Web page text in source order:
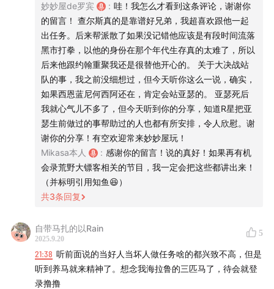
00:15:58开放世界的各种离谱事件
00:44:04 慢节奏的电影叙事
00:54:54亚瑟和约翰：破碎的兄弟俩
01:41:12用两个字形容达奇的一生：普烂
01:58:12女武神沙迪阿德勒
02:29:37约翰别盖房子了快去干掉内个谁
ED：Josh Homme - Cruel World
交迫的雪山中养活了整个帮派的人。查尔斯非常善良，他加
入帮派的原因也是以为这是一个劫富济贫帮助弱小的组织，
受压迫出身渴望改善人民生活的查尔斯加入了帮派，到达马
展望台之后查尔斯会跟亚瑟一起出任务，在如期前期亚瑟还
在盲目信从达奇的时候，查尔斯对亚瑟就说过（不记得原话
只记得大概意思）“我们帮派的目标到底是什么，说的是持强
扶弱，干的确实烧杀抢掠的事”，在一开始查尔斯就对亚瑟表
达了帮派的不当作风不认同但依然保持忠诚。在一次查尔斯
带亚瑟猎野牛的支线中，查尔斯展现出了印第安人的打猎天
赋，他告诉亚瑟动物的弱点部位最好一击击杀从而减少动物
的痛苦，在此任务中我们发现有许多野牛遭到屠杀，且猎杀
者的目的不是打猎为生而是以屠杀取乐，将尸体留在草地上
成为西部的一个个腐肉，我们追踪线索找到了那两位猎杀
者，查尔斯直接开枪杀掉了一个。另一个将交由你处置，如
已经承受了够多”，（这里我真的有被震惊到，在我的印象里
查尔斯从不轻易杀人，面对任何事情查尔斯都展现出冷静和
善良的一面。但在这个任务中，是本作游戏中查尔斯唯一一
次失控且愤怒的场景。）所以我说查尔斯人物刻画的非常细
妙妙屋de罗宾 : 哇！我怎么才看到这条评论，谢谢你
的留言！ 查尔斯真的是靠谱好兄弟，我超喜欢跟他一起
出任务。后来帮派散了如果没记错他应该是有段时间流落
黑市打拳，以他的身份在那个年代生存真的太难了，所以
后来他跟约翰重聚我还是很替他开心的。 关于大决战站
队的事，我之前没细想过，但今天听你这么一说，确实，
如果西恩蓝尼何西阿还在，肯定会站亚瑟的。 亚瑟死后
我就心气儿不多了，但今天听到你的分享，知道R星把亚
瑟生前做过的事帮助过的人也都有所安排，令人欣慰。谢
谢你的分享！有空欢迎常来妙妙屋玩！
Mikasa本人
: 感谢你的留言！说的真好！如果再有机
会录荒野大镖客相关的节目，我一定会把这些都讲出来！
（并标明引用知鱼😆）
共3条回复
自带马扎的以Rain
2025.9.20
5
21:38 听前面说的当好人当坏人做任务啥的都兴致不高，但是
听到养马就来精神了。想念我海拉鲁的三匹马了，待会就登
录撸撸